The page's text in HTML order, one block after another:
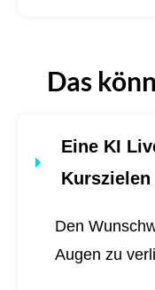
Das
Eine KI
Kurszielen
Den
Augen zu